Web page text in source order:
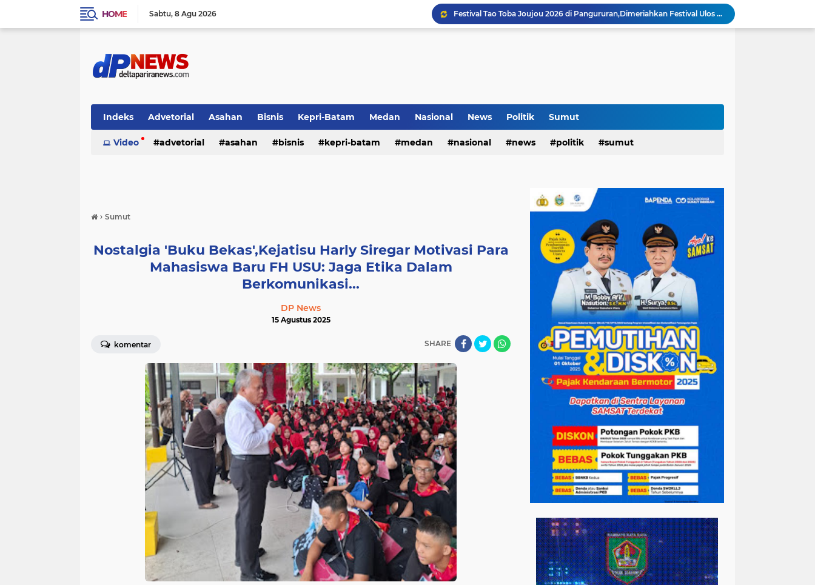
HOME Sabtu 8 Agu 2026
Festival Tao Toba Joujou 2026 di Pangururan,Dimeriahkan Festival Ulos Boruni Raja dan Kopi Para Raja...
Pemko Medan Raih Piagam Penghargaan Peringkat II Dari BKN
Indeks Advetorial Asahan Bisnis Kepri-Batam Medan Nasional News Politik Sumut
Video advetorial asahan bisnis kepri-batam medan nasional news politik sumut
› Sumut
Nostalgia 'Buku Bekas',Kejatisu Harly Siregar Motivasi Para
Mahasiswa Baru FH USU: Jaga Etika Dalam
Berkomunikasi...
DP News
15 Agustus 2025
komentar SHARE